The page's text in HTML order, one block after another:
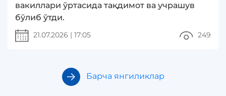
вакиллари ўртасида тақдимот ва учрашув
бўлиб ўтди.
21.07.2026 | 17:05 249
Барча янгиликлар